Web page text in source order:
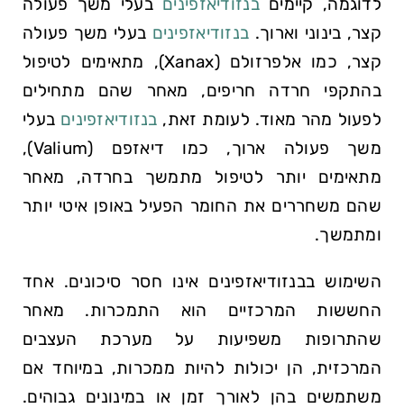
קצר, בינוני וארוך. בנזודיאזפינים בעלי משך פעולה
קצר, כמו אלפרזולם (Xanax), מתאימים לטיפול
בהתקפי חרדה חריפים, מאחר שהם מתחילים
לפעול מהר מאוד. לעומת זאת, בנזודיאזפינים בעלי
משך פעולה ארוך, כמו דיאזפם (Valium),
מתאימים יותר לטיפול מתמשך בחרדה, מאחר
שהם משחררים את החומר הפעיל באופן איטי יותר
ומתמשך.
השימוש בבנזודיאזפינים אינו חסר סיכונים. אחד
החששות המרכזיים הוא התמכרות. מאחר
שהתרופות משפיעות על מערכת העצבים
המרכזית, הן יכולות להיות ממכרות, במיוחד אם
משתמשים בהן לאורך זמן או במינונים גבוהים.